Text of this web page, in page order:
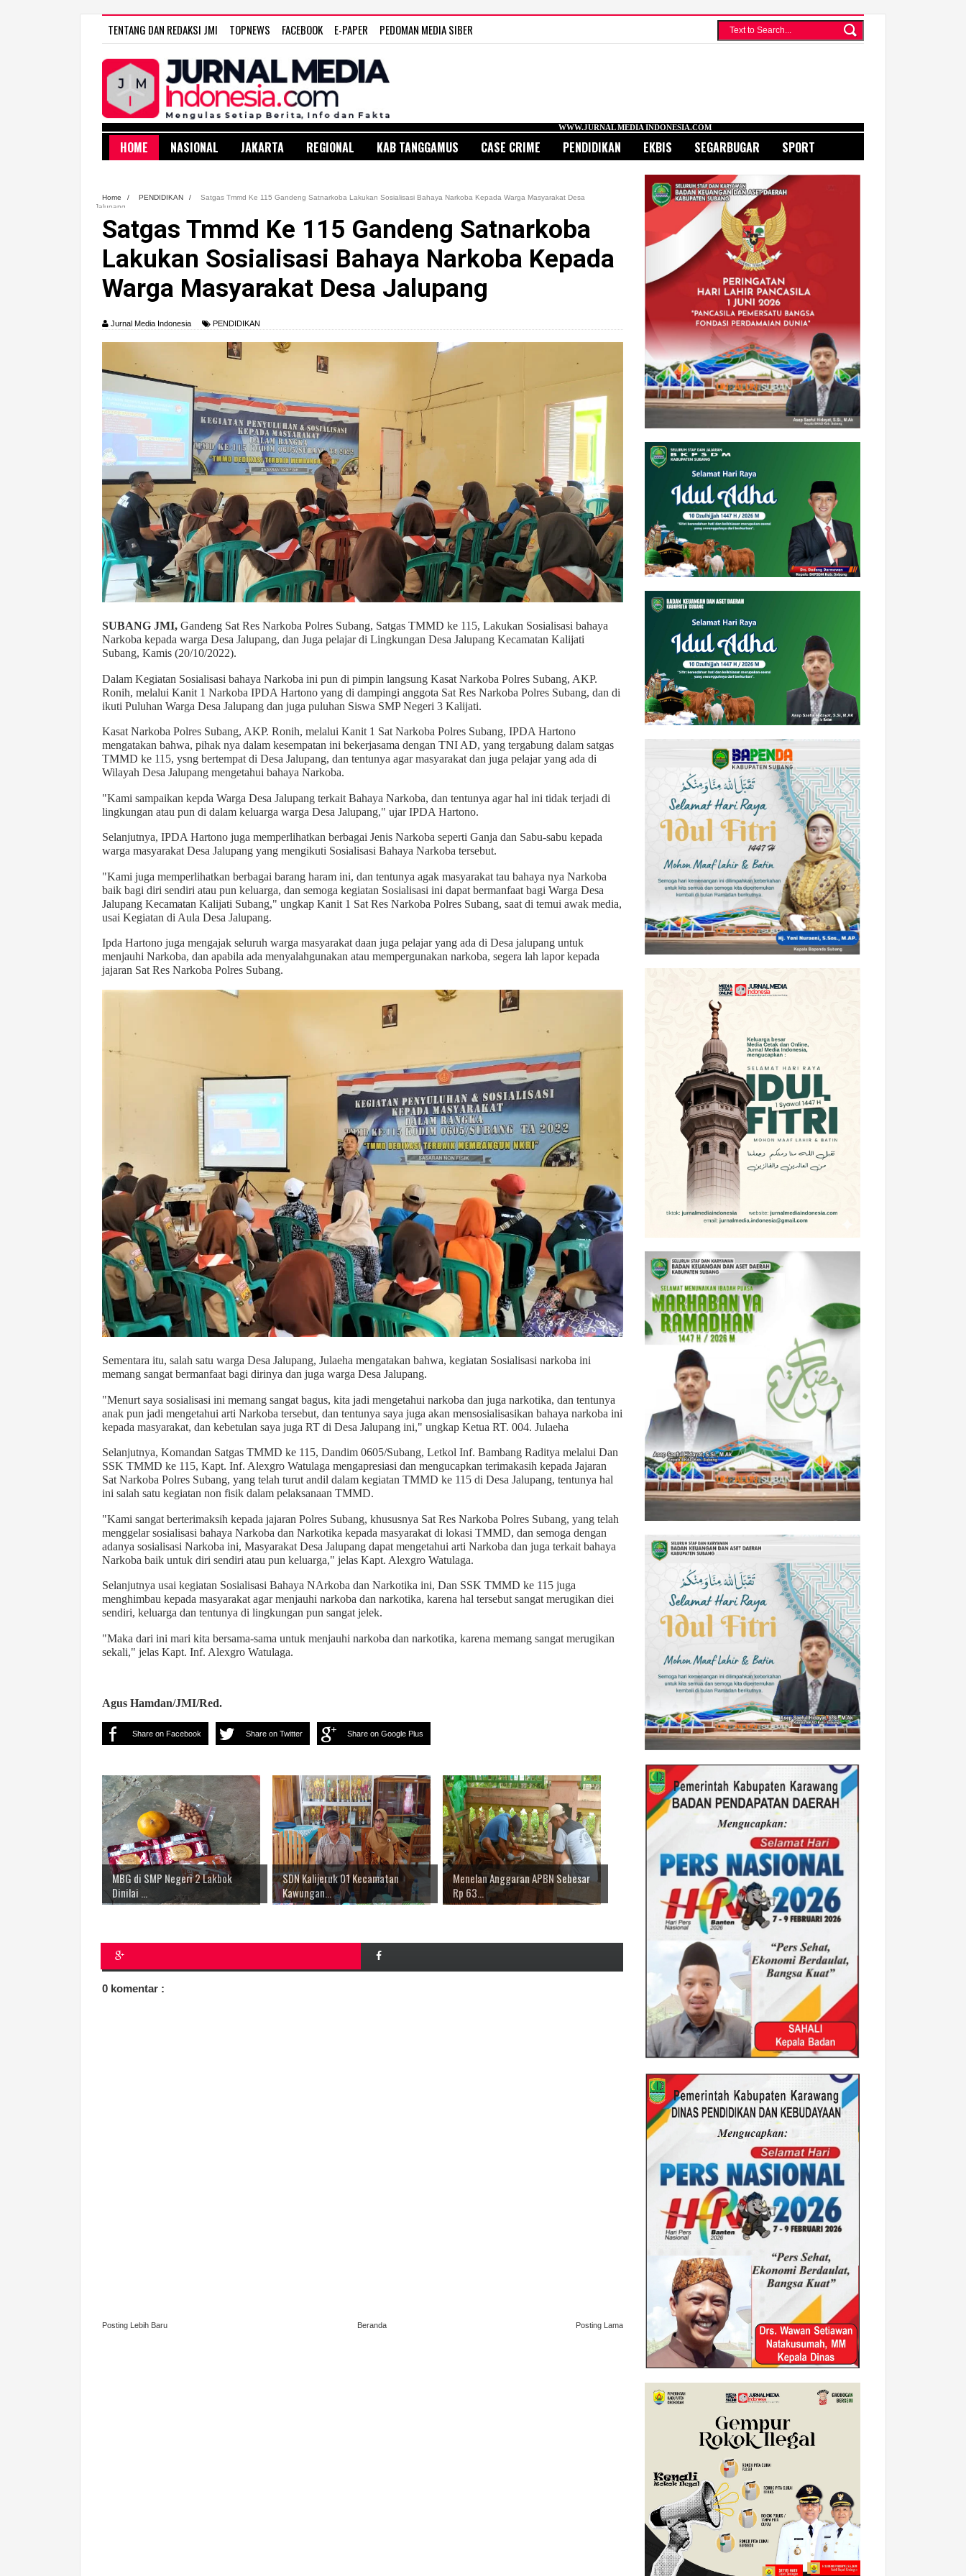
TENTANG DAN REDAKSI JMI TOPNEWS FACEBOOK E-PAPER PEDOMAN MEDIA SIBER
WWW.JURNAL MEDIA INDONESIA.COM
HOME NASIONAL JAKARTA REGIONAL KAB TANGGAMUS CASE CRIME PENDIDIKAN EKBIS SEGARBUGAR SPORT
Home / PENDIDIKAN /
Satgas Tmmd Ke 115 Gandeng Satnarkoba Lakukan Sosialisasi Bahaya Narkoba Kepada Warga Masyarakat Desa
Jalupang
Satgas Tmmd Ke 115 Gandeng Satnarkoba
Lakukan Sosialisasi Bahaya Narkoba Kepada
Warga Masyarakat Desa Jalupang
Jurnal Media Indonesia PENDIDIKAN
SUBANG JMI, Gandeng Sat Res Narkoba Polres Subang, Satgas TMMD ke 115, Lakukan Sosialisasi bahaya
Narkoba kepada warga Desa Jalupang, dan Juga pelajar di Lingkungan Desa Jalupang Kecamatan Kalijati
Subang, Kamis (20/10/2022).
Dalam Kegiatan Sosialisasi bahaya Narkoba ini pun di pimpin langsung Kasat Narkoba Polres Subang, AKP.
Ronih, melalui Kanit 1 Narkoba IPDA Hartono yang di dampingi anggota Sat Res Narkoba Polres Subang, dan di
ikuti Puluhan Warga Desa Jalupang dan juga puluhan Siswa SMP Negeri 3 Kalijati.
Kasat Narkoba Polres Subang, AKP. Ronih, melalui Kanit 1 Sat Narkoba Polres Subang, IPDA Hartono
mengatakan bahwa, pihak nya dalam kesempatan ini bekerjasama dengan TNI AD, yang tergabung dalam satgas
TMMD ke 115, ysng bertempat di Desa Jalupang, dan tentunya agar masyarakat dan juga pelajar yang ada di
Wilayah Desa Jalupang mengetahui bahaya Narkoba.
"Kami sampaikan kepda Warga Desa Jalupang terkait Bahaya Narkoba, dan tentunya agar hal ini tidak terjadi di
lingkungan atau pun di dalam keluarga warga Desa Jalupang," ujar IPDA Hartono.
Selanjutnya, IPDA Hartono juga memperlihatkan berbagai Jenis Narkoba seperti Ganja dan Sabu-sabu kepada
warga masyarakat Desa Jalupang yang mengikuti Sosialisasi Bahaya Narkoba tersebut.
"Kami juga memperlihatkan berbagai barang haram ini, dan tentunya agak masyarakat tau bahaya nya Narkoba
baik bagi diri sendiri atau pun keluarga, dan semoga kegiatan Sosialisasi ini dapat bermanfaat bagi Warga Desa
Jalupang Kecamatan Kalijati Subang," ungkap Kanit 1 Sat Res Narkoba Polres Subang, saat di temui awak media,
usai Kegiatan di Aula Desa Jalupang.
Ipda Hartono juga mengajak seluruh warga masyarakat daan juga pelajar yang ada di Desa jalupang untuk
menjauhi Narkoba, dan apabila ada menyalahgunakan atau mempergunakan narkoba, segera lah lapor kepada
jajaran Sat Res Narkoba Polres Subang.
Sementara itu, salah satu warga Desa Jalupang, Julaeha mengatakan bahwa, kegiatan Sosialisasi narkoba ini
memang sangat bermanfaat bagi dirinya dan juga warga Desa Jalupang.
"Menurt saya sosialisasi ini memang sangat bagus, kita jadi mengetahui narkoba dan juga narkotika, dan tentunya
anak pun jadi mengetahui arti Narkoba tersebut, dan tentunya saya juga akan mensosialisasikan bahaya narkoba ini
kepada masyarakat, dan kebetulan saya juga RT di Desa Jalupang ini," ungkap Ketua RT. 004. Julaeha
Selanjutnya, Komandan Satgas TMMD ke 115, Dandim 0605/Subang, Letkol Inf. Bambang Raditya melalui Dan
SSK TMMD ke 115, Kapt. Inf. Alexgro Watulaga mengapresiasi dan mengucapkan terimakasih kepada Jajaran
Sat Narkoba Polres Subang, yang telah turut andil dalam kegiatan TMMD ke 115 di Desa Jalupang, tentunya hal
ini salah satu kegiatan non fisik dalam pelaksanaan TMMD.
"Kami sangat berterimaksih kepada jajaran Polres Subang, khususnya Sat Res Narkoba Polres Subang, yang telah
menggelar sosialisasi bahaya Narkoba dan Narkotika kepada masyarakat di lokasi TMMD, dan semoga dengan
adanya sosialisasi Narkoba ini, Masyarakat Desa Jalupang dapat mengetahui arti Narkoba dan juga terkait bahaya
Narkoba baik untuk diri sendiri atau pun keluarga," jelas Kapt. Alexgro Watulaga.
Selanjutnya usai kegiatan Sosialisasi Bahaya NArkoba dan Narkotika ini, Dan SSK TMMD ke 115 juga
menghimbau kepada masyarakat agar menjauhi narkoba dan narkotika, karena hal tersebut sangat merugikan diei
sendiri, keluarga dan tentunya di lingkungan pun sangat jelek.
"Maka dari ini mari kita bersama-sama untuk menjauhi narkoba dan narkotika, karena memang sangat merugikan
sekali," jelas Kapt. Inf. Alexgro Watulaga.
Agus Hamdan/JMI/Red.
Share on Facebook Share on Twitter Share on Google Plus
MBG di SMP Negeri 2 Lakbok
Dinilai ...
SDN Kalijeruk 01 Kecamatan
Kawungan...
Menelan Anggaran APBN Sebesar
Rp 63...
0 komentar :
Posting Lebih Baru Posting Lama
Beranda